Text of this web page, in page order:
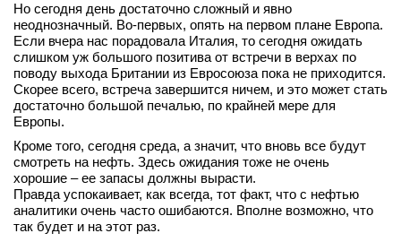
Но сегодня день достаточно сложный и явно
неоднозначный. Во-первых, опять на первом плане Европа.
Если вчера нас порадовала Италия, то сегодня ожидать
слишком уж большого позитива от встречи в верхах по
поводу выхода Британии из Евросоюза пока не приходится.
Скорее всего, встреча завершится ничем, и это может стать
достаточно большой печалью, по крайней мере для
Европы.
Кроме того, сегодня среда, а значит, что вновь все будут
смотреть на нефть. Здесь ожидания тоже не очень
хорошие – ее запасы должны вырасти.
Правда успокаивает, как всегда, тот факт, что с нефтью
аналитики очень часто ошибаются. Вполне возможно, что
так будет и на этот раз.